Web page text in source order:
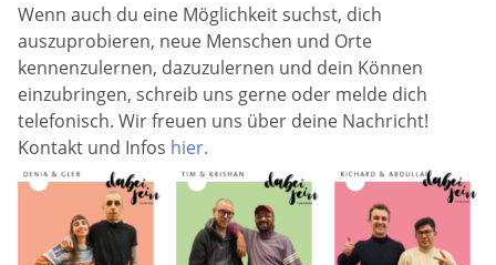
Wenn auch du eine Möglichkeit suchst, dich
auszuprobieren, neue Menschen und Orte
kennenzulernen, dazuzulernen und dein Können
einzubringen, schreib uns gerne oder melde dich
telefonisch. Wir freuen uns über deine Nachricht!
Kontakt und Infos hier.